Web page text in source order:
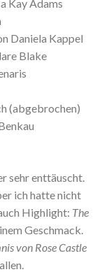
Kay Adams
Daniela Kappel
Blake
(abgebrochen)
sehr enttäuscht.
ich hatte nicht
Highlight: The
Geschmack.
von Rose Castle